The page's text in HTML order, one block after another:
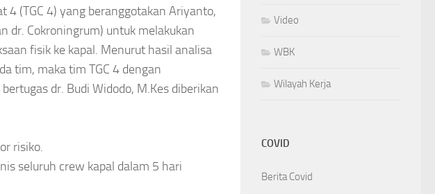
4 (TGC 4) yang beranggotakan Ariyanto,
dr. Cokroningrum) untuk melakukan
fisik ke kapal. Menurut hasil analisa
tim, maka tim TGC 4 dengan
dr. Budi Widodo, M.Kes diberikan
risiko.
seluruh crew kapal dalam 5 hari
Video
WBK
Wilayah Kerja
COVID
Berita Covid